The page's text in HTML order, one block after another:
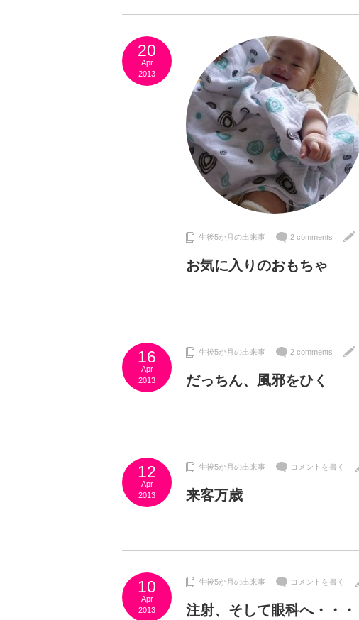
20
Apr
2013
生後5か月の出来事 2 comments
お気に入りのおもちゃ
16
Apr
2013
生後5か月の出来事 2 comments
だっちん、風邪をひく
12
Apr
2013
生後5か月の出来事 コメントを書く
来客万歳
10
Apr
2013
生後5か月の出来事 コメントを書く
注射、そして眼科へ・・・